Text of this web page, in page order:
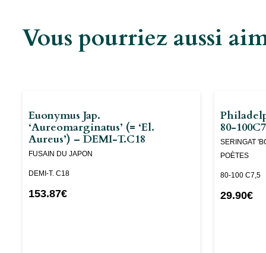
Vous pourriez aussi
Euonymus Jap.
‘Aureomarginatus’ (= ‘el.
Aureus’) – DEMI-T.C18
FUSAIN DU JAPON
DEMI-T. C18
153.87€
80-
SERINGAT
POÈTES
80-100 C7,5
29.90€